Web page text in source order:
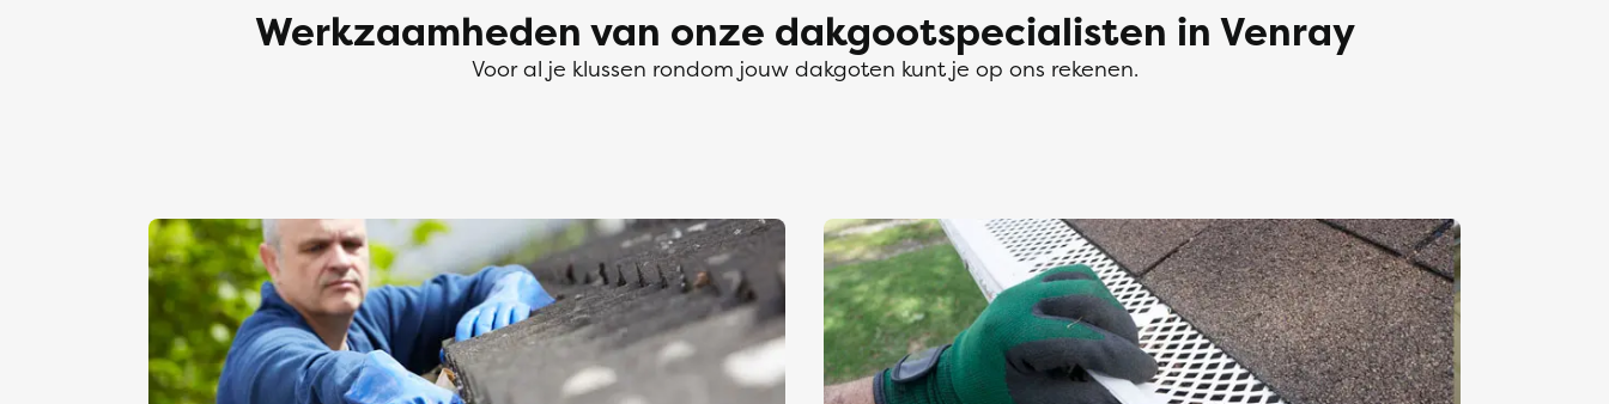
Werkzaamheden van onze dakgootspecialisten in Venray
Voor al je klussen rondom jouw dakgoten kunt je op ons rekenen.